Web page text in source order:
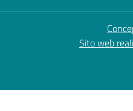
Sito web